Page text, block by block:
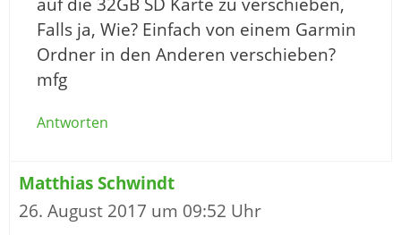
auf die 32GB SD Karte zu verschieben,
Falls ja, Wie? Einfach von einem Garmin
Ordner in den Anderen verschieben?
mfg
Antworten
Matthias Schwindt
26. August 2017 um 09:52 Uhr